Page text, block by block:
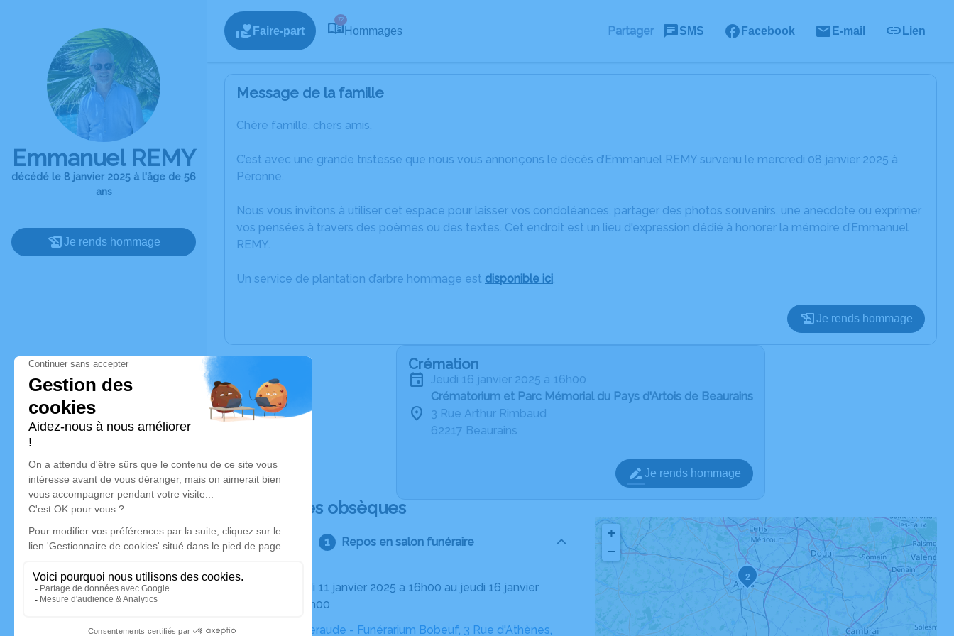
Emmanuel REMY
décédé le 8 janvier 2025 à l'âge de 56
ans
Je rends hommage
Faire-part
72
Hommages Partager SMS Facebook E-mail Lien
Message de la famille
Chère famille, chers amis,
C’est avec une grande tristesse que nous vous annonçons le décès d’Emmanuel REMY survenu le mercredi 08 janvier 2025 à
Péronne.
Nous vous invitons à utiliser cet espace pour laisser vos condoléances, partager des photos souvenirs, une anecdote ou exprimer
vos pensées à travers des poèmes ou des textes. Cet endroit est un lieu d'expression dédié à honorer la mémoire d’Emmanuel
REMY.
Un service de plantation d’arbre hommage est disponible ici.
Je rends hommage
Crémation
jeudi 16 janvier 2025 à 16h00
Crématorium et Parc Mémorial du Pays d'Artois de Beaurains
3 Rue Arthur Rimbaud
62217 Beaurains
Je rends hommage
Déroulé des obsèques
Repos en salon funéraire
2025 à 14h00
Salon Emeraude - Funérarium Bobeuf, 3 Rue d'Athènes,
2
+
−